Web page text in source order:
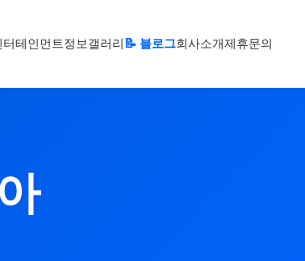
터테인먼트정보갤러리📝 블로그회사소개제휴문의